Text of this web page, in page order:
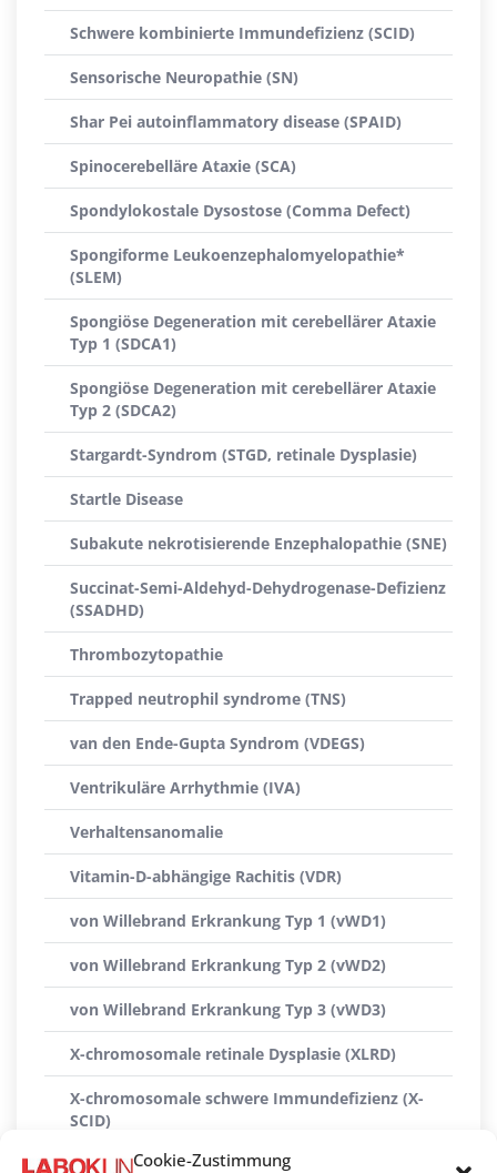
Cookie-Zustimmung
Schwere kombinierte Immundefizienz (SCID)
Sensorische Neuropathie (SN)
Shar Pei autoinflammatory disease (SPAID)
Spinocerebelläre Ataxie (SCA)
Spondylokostale Dysostose (Comma Defect)
Spongiforme Leukoenzephalomyelopathie*
(SLEM)
Spongiöse Degeneration mit cerebellärer Ataxie
Typ 1 (SDCA1)
Spongiöse Degeneration mit cerebellärer Ataxie
Typ 2 (SDCA2)
Stargardt-Syndrom (STGD, retinale Dysplasie)
Startle Disease
Subakute nekrotisierende Enzephalopathie (SNE)
Succinat-Semi-Aldehyd-Dehydrogenase-Defizienz
(SSADHD)
Thrombozytopathie
Trapped neutrophil syndrome (TNS)
van den Ende-Gupta Syndrom (VDEGS)
Ventrikuläre Arrhythmie (IVA)
Verhaltensanomalie
Vitamin-D-abhängige Rachitis (VDR)
von Willebrand Erkrankung Typ 1 (vWD1)
von Willebrand Erkrankung Typ 2 (vWD2)
von Willebrand Erkrankung Typ 3 (vWD3)
X-chromosomale retinale Dysplasie (XLRD)
X-chromosomale schwere Immundefizienz (X-
SCID)
X-linked Myopathie (XL-MTM)